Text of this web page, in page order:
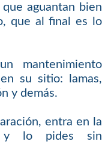
aguantan bien
que al final es lo
mantenimiento
su sitio: lamas,
y demás.
entra en la
y lo pides sin